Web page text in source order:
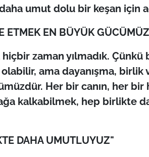
umut dolu bir keşan için
ETMEK EN BÜYÜK
zaman yılmadık. Çünkü
ama dayanışma, birlik
Her bir canın, her bir
kalkabilmek, hep birlikte
DAHA UMUTLUYUZ"